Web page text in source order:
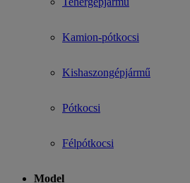
Kamion-pótkocsi
Kishaszongépjármű
Pótkocsi
Félpótkocsi
Model